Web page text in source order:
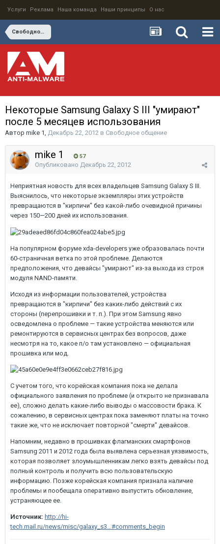
Услуги Реклама Наша команда Наши принципы О нас
Свободное общение
Некоторые Samsung Galaxy S III "умирают"
после 5 месяцев использования
Автор mike 1, Декабрь 22, 2012 в Свободное общение
mike 1 57
Опубликовано Декабрь 22, 2012
Неприятная новость для всех владельцев Samsung Galaxy S III.
Выяснилось, что некоторые экземпляры этих устройств
превращаются в "кирпичи" без какой-либо очевидной причины
через 150—200 дней их использования.
На популярном форуме xda-developers уже образовалась почти
60-страничная ветка по этой проблеме. Делаются
предположения, что девайсы "умирают" из-за выхода из строя
модуля NAND-памяти.
Исходя из информации пользователей, устройства
превращаются в "кирпичи" без каких-либо действий с их
стороны (перепрошивки и т. п.). При этом Samsung явно
осведомлена о проблеме — такие устройства меняются или
ремонтируются в сервисных центрах без вопросов, даже
несмотря на то, какое п/о там установлено — официальная
прошивка или мод.
С учетом того, что корейская компания пока не делала
официального заявления по проблеме (и открыто не признавала
ее), сложно делать какие-либо выводы о массовости брака. К
сожалению, в сервисных центрах пока заменяют платы на точно
такие же, что не исключает повторной "смерти" девайсов.
Напомним, недавно в прошивках флагманских смартфонов
Samsung 2011 и 2012 года была выявлена серьезная уязвимость,
которая позволяет злоумышленникам легко взять девайсы под
полный контроль и получить всю пользовательскую
информацию. Позже корейская компания признала наличие
проблемы и пообещала оперативно выпустить обновление,
устраняющее ее.
Источник: http://hi-
tech.mail.ru/news/misc/galaxy_s3...#comments_begin